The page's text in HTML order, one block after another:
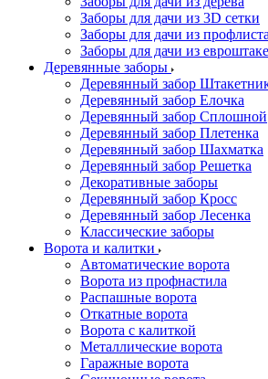
Заборы для дачи из 3D сетки
Заборы для дачи из профлиста
Заборы для дачи из
Деревянные заборы
Деревянный забор
Деревянный забор Елочка
Деревянный забор Сплошной
Деревянный забор Плетенка
Деревянный забор Шахматка
Деревянный забор Решетка
Декоративные заборы
Деревянный забор Кросс
Деревянный забор Лесенка
Классические заборы
Ворота и калитки
Автоматические ворота
Ворота из профнастила
Распашные ворота
Откатные ворота
Ворота с калиткой
Металлические ворота
Гаражные ворота